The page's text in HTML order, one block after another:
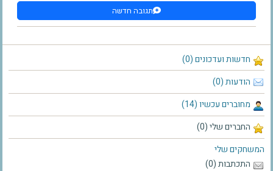
חדשות ועדכונים (0)
הודעות (0)
מחוברים עכשיו (14)
החברים שלי (0)
המשחקים שלי
התכתבות (0)
תגובה חדשה